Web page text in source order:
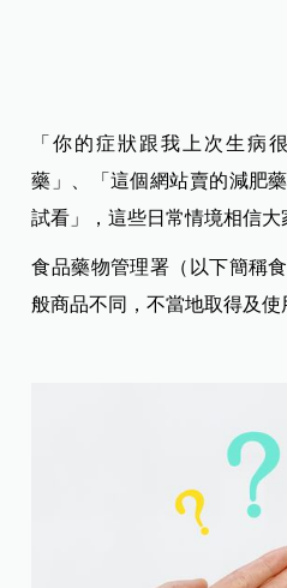
「你的症狀跟我上次生病
藥」、「這個網站賣的減肥
試看」，這些日常情境相信大
食品藥物管理署（以下簡稱
般商品不同，不當地取得及使